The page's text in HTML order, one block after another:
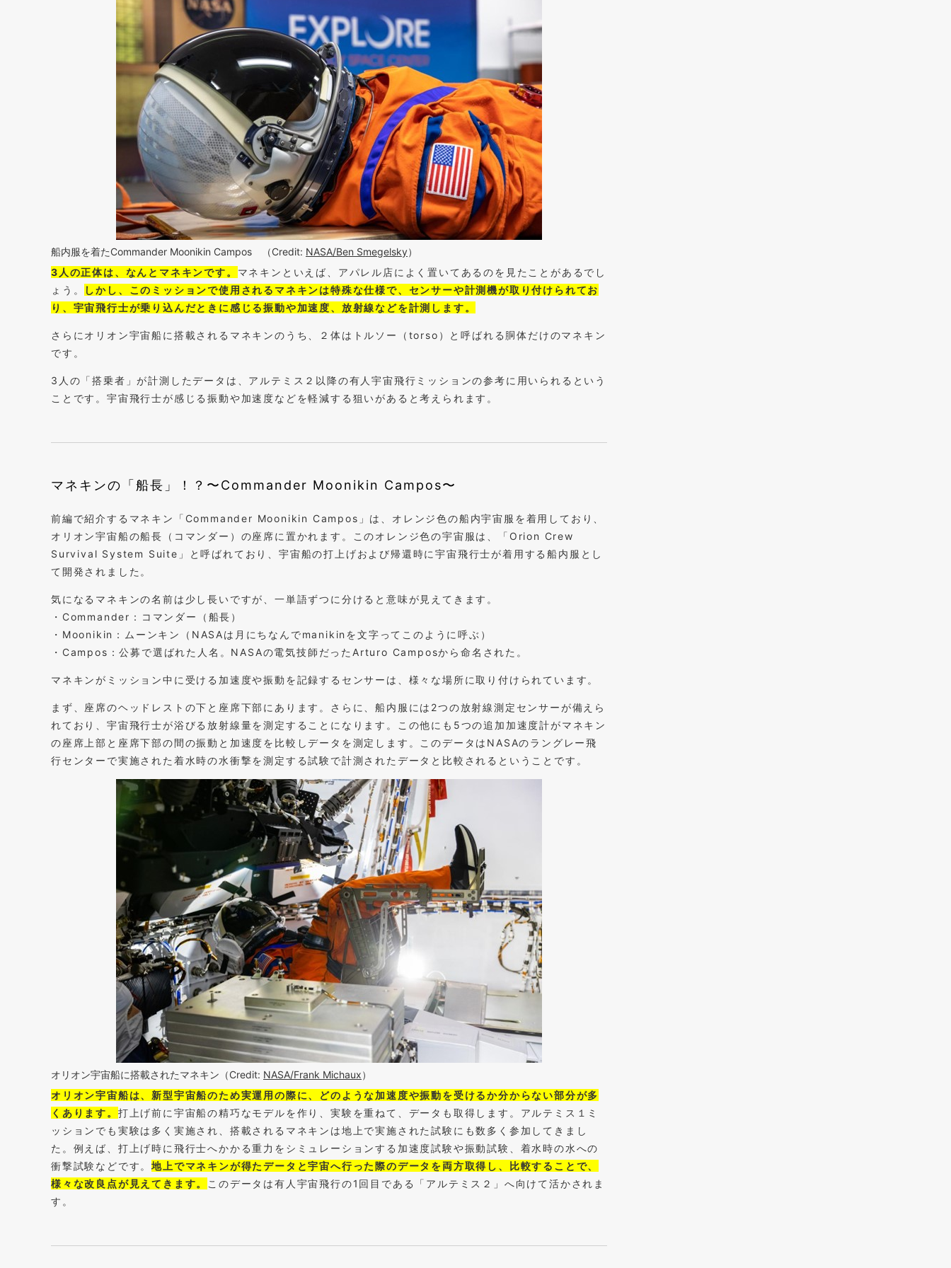
船内服を着たCommander Moonikin Campos （Credit: ​​ NASA/Ben Smegelsky）
3人の正体は、なんとマネキンです。 マネキンといえば、アパレル店によく置いてあるのを見たことがあるでし
ょう。
しかし、このミッションで使用されるマネキンは特殊な仕様で、センサーや計測機が取り付けられてお
り、宇宙飛行士が乗り込んだときに感じる振動や加速度、放射線などを計測します。
さらにオリオン宇宙船に搭載されるマネキンのうち、２体はトルソー（torso）と呼ばれる胴体だけのマネキン
です。
3人の「搭乗者」が計測したデータは、アルテミス２以降の有人宇宙飛行ミッションの参考に用いられるという
ことです。宇宙飛行士が感じる振動や加速度などを軽減する狙いがあると考えられます。
マネキンの「船長」！？〜Commander Moonikin Campos〜
前編で紹介するマネキン「Commander Moonikin Campos」は、オレンジ色の船内宇宙服を着用しており、
オリオン宇宙船の船長（コマンダー）の座席に置かれます。このオレンジ色の宇宙服は、「Orion Crew
Survival System Suite」と呼ばれており、宇宙船の打上げおよび帰還時に宇宙飛行士が着用する船内服とし
て開発されました。
気になるマネキンの名前は少し長いですが、一単語ずつに分けると意味が見えてきます。
・Commander：コマンダー（船長）
・Moonikin：ムーンキン（NASAは月にちなんでmanikinを文字ってこのように呼ぶ）
・Campos：公募で選ばれた人名。NASAの電気技師だったArturo Camposから命名された。
マネキンがミッション中に受ける加速度や振動を記録するセンサーは、様々な場所に取り付けられています。
まず、座席のヘッドレストの下と座席下部にあります。さらに、船内服には2つの放射線測定センサーが備えら
れており、宇宙飛行士が浴びる放射線量を測定することになります。この他にも5つの追加加速度計がマネキン
の座席上部と座席下部の間の振動と加速度を比較しデータを測定します。このデータはNASAのラングレー飛
行センターで実施された着水時の水衝撃を測定する試験で計測されたデータと比較されるということです。
オリオン宇宙船に搭載されたマネキン（Credit: NASA/Frank Michaux）
オリオン宇宙船は、新型宇宙船のため実運用の際に、どのような加速度や振動を受けるか分からない部分が多
くあります。 打上げ前に宇宙船の精巧なモデルを作り、実験を重ねて、データも取得します。アルテミス１ミ
ッションでも実験は多く実施され、搭載されるマネキンは地上で実施された試験にも数多く参加してきまし
た。例えば、打上げ時に飛行士へかかる重力をシミュレーションする加速度試験や振動試験、着水時の水への
衝撃試験などです。地上でマネキンが得たデータと宇宙へ行った際のデータを両方取得し、比較することで、
様々な改良点が見えてきます。
このデータは有人宇宙飛行の1回目である「アルテミス２」へ向けて活かされま
す。